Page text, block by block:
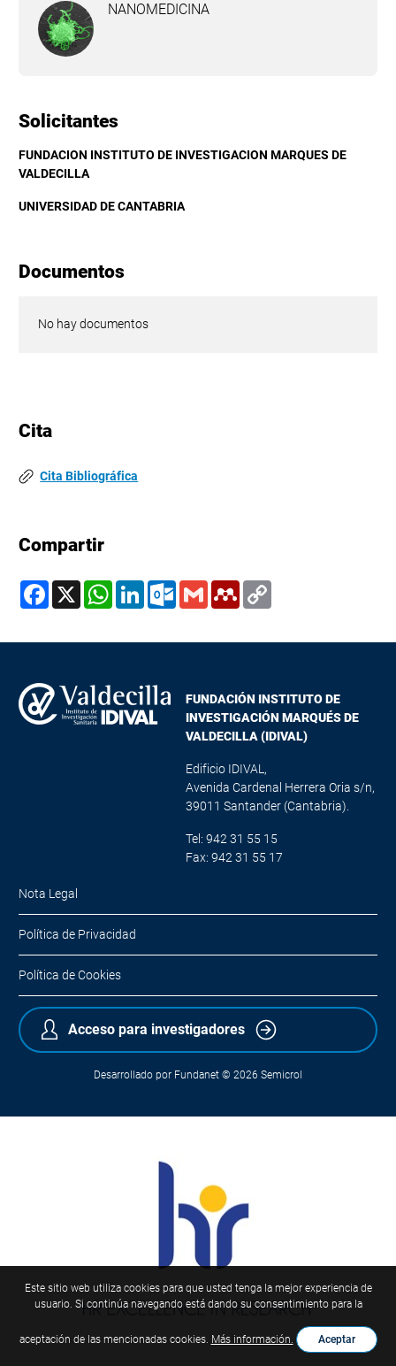
Este sitio web utiliza cookies para que usted tenga la mejor experiencia de
usuario. Si continúa navegando está dando su consentimiento para la
aceptación de las mencionadas cookies. Más información. Aceptar
NANOMEDICINA
Solicitantes
FUNDACION INSTITUTO DE INVESTIGACION MARQUES DE
VALDECILLA
UNIVERSIDAD DE CANTABRIA
Documentos
No hay documentos
Cita
Cita Bibliográfica
Compartir
Facebook
X WhatsApp
LinkedInOutlook.com
GmailMendeley
FUNDACIÓN INSTITUTO DE
INVESTIGACIÓN MARQUÉS DE
VALDECILLA (IDIVAL)
Edificio IDIVAL,
Avenida Cardenal Herrera Oria s/n,
39011 Santander (Cantabria).
Tel: 942 31 55 15
Fax: 942 31 55 17
Nota Legal
Política de Privacidad
Política de Cookies
Acceso para investigadores
Desarrollado por Fundanet © 2026 Semicrol